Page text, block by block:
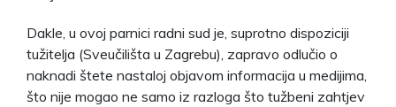
Dakle, u ovoj parnici radni sud je, suprotno dispoziciji
tužitelja (Sveučilišta u Zagrebu), zapravo odlučio o
naknadi štete nastaloj objavom informacija u medijima,
što nije mogao ne samo iz razloga što tužbeni zahtjev